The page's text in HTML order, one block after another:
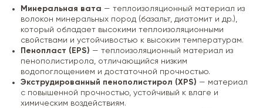
Минеральная вата — теплоизоляционный материал из
волокон минеральных пород (базальт, диатомит и др.),
который обладает высокими теплоизоляционными
свойствами и устойчивостью к высоким температурам.
Пенопласт (EPS) — теплоизоляционный материал из
пенополистирола, отличающийся низким
водопоглощением и достаточной прочностью.
Экструдированный пенополистирол (XPS) — материал
с повышенной прочностью, устойчивый к влаге и
химическим воздействиям.